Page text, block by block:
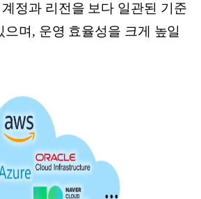
정과 리전을 보다 일관된 기준
으며, 운영 효율성을 크게 높일